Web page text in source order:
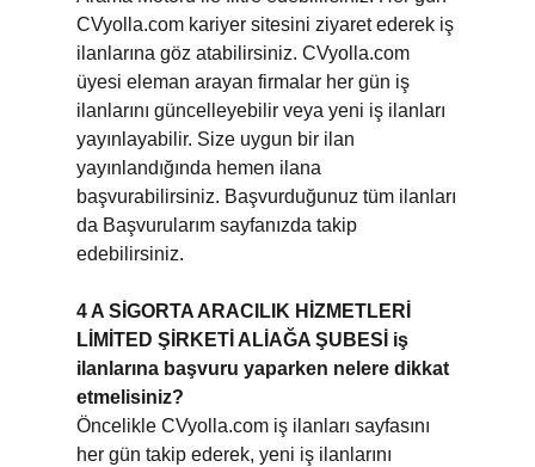
CVyolla.com kariyer sitesini ziyaret ederek iş
ilanlarına göz atabilirsiniz. CVyolla.com
üyesi eleman arayan firmalar her gün iş
ilanlarını güncelleyebilir veya yeni iş ilanları
yayınlayabilir. Size uygun bir ilan
yayınlandığında hemen ilana
başvurabilirsiniz. Başvurduğunuz tüm ilanları
da Başvurularım sayfanızda takip
edebilirsiniz.
4 A SİGORTA ARACILIK HİZMETLERİ
LİMİTED ŞİRKETİ ALİAĞA ŞUBESİ iş
ilanlarına başvuru yaparken nelere dikkat
etmelisiniz?
Öncelikle CVyolla.com iş ilanları sayfasını
her gün takip ederek, yeni iş ilanlarını